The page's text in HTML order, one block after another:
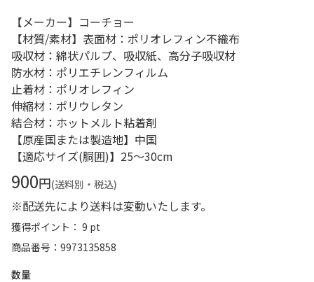
【メーカー】コーチョー
【材質/素材】表面材：ポリオレフィン不織布
吸収材：綿状パルプ、吸収紙、高分子吸収材
防水材：ポリエチレンフィルム
止着材：ポリオレフィン
伸縮材：ポリウレタン
結合材：ホットメルト粘着剤
【原産国または製造地】中国
【適応サイズ(胴囲)】25～30cm
900円(送料別・税込)
※配送先により送料は変動いたします。
獲得ポイント： 9 pt
商品番号
9973135858
数量